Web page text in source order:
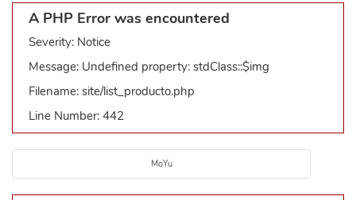
A PHP Error was encountered
Severity: Notice
Message: Undefined property: stdClass::$img
Filename: site/list_producto.php
Line Number: 442
MoYu